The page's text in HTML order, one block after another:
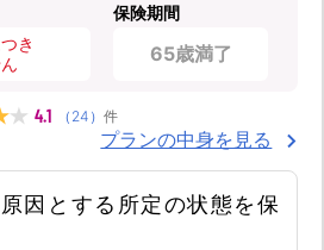
き
保険期間
65歳満了
4.1 （ 24 ） 件
プランの中身を見る
因とする所定の状態を保